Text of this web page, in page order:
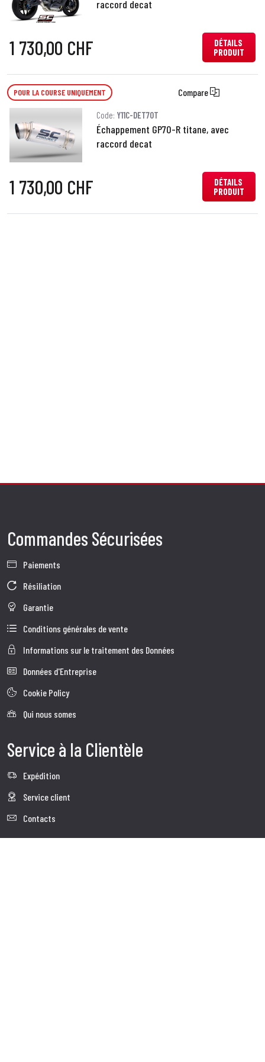
raccord decat
1 730,00 CHF
DÉTAILS
PRODUIT
POUR LA COURSE UNIQUEMENT Compare
Code: Y11C-DET70T
Échappement GP70-R titane, avec
raccord decat
1 730,00 CHF
DÉTAILS
PRODUIT
Commandes Sécurisées
Paiements
Résiliation
Garantie
Conditions générales de vente
Informations sur le traitement des Données
Données d'Entreprise
Cookie Policy
Qui nous somes
Service à la Clientèle
Expédition
Service client
Contacts